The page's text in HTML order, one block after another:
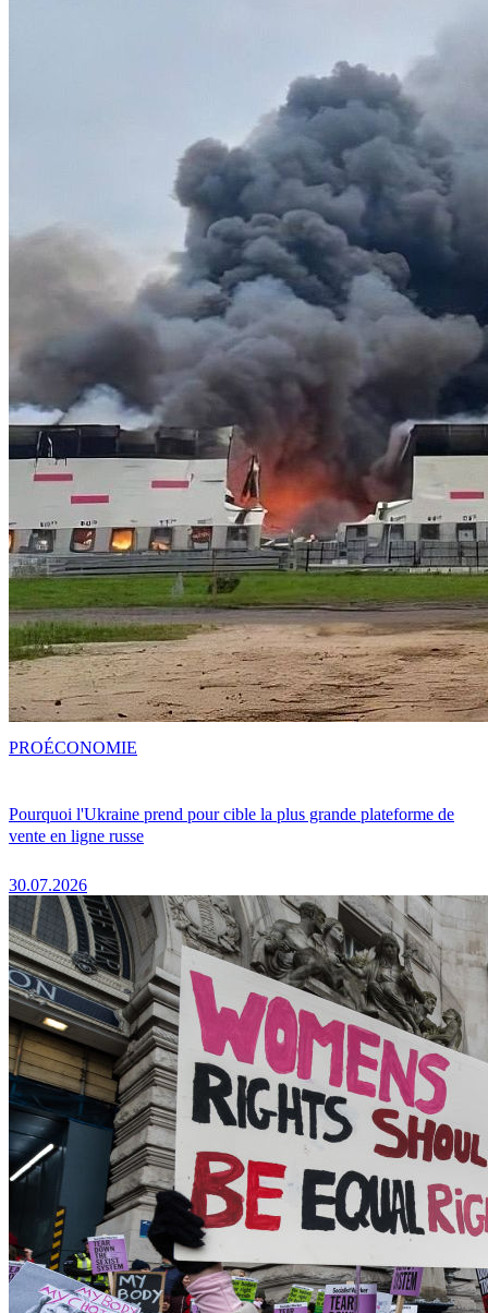
Pourquoi l'Ukraine prend pour cible la plus grande plateforme de
vente en ligne russe
30.07.2026
PROÉCONOMIE